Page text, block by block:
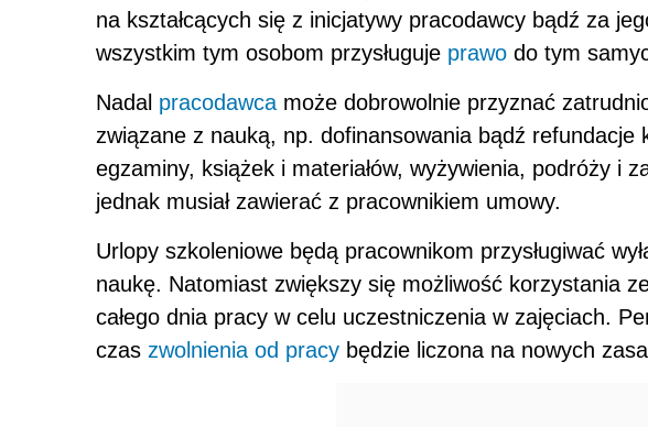
całego dnia pracy w celu uczestniczenia w zajęciach.
czaszwolnienia od pracybędzie liczona na nowych